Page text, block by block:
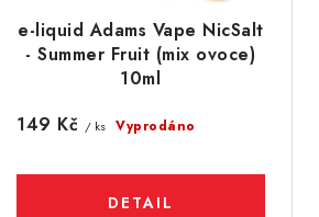
o
u
k
e-liquid Adams Vape NicSalt
- Summer Fruit (mix ovoce)
10ml
Vyprodáno
149 Kč / ks